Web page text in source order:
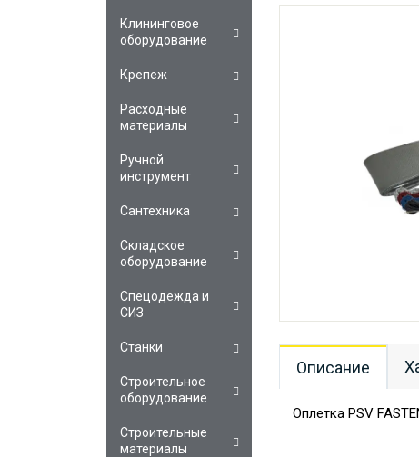
Описание
Оплетка PSV
Клининговое
оборудование
Крепеж
Расходные
материалы
Ручной
инструмент
Сантехника
Складское
оборудование
Спецодежда и
СИЗ
Станки
Строительное
оборудование
Строительные
материалы